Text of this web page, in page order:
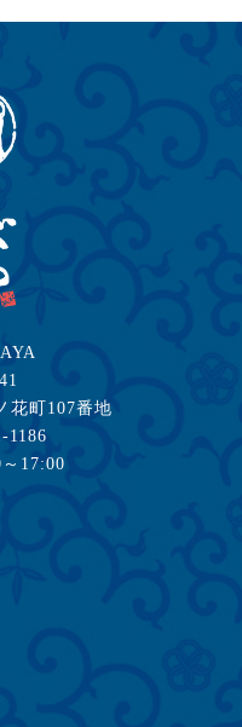
花町107番地
1186
17:00